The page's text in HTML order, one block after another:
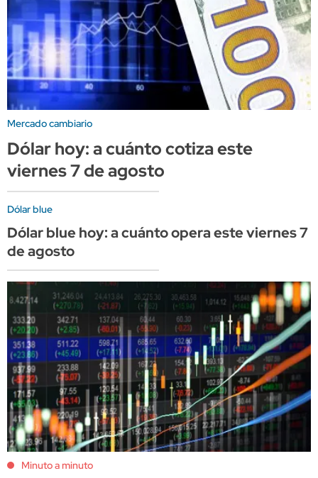
Mercado cambiario
Dólar hoy: a cuánto cotiza este
viernes 7 de agosto
Dólar blue
Dólar blue hoy: a cuánto opera este viernes 7
de agosto
Minuto a minuto